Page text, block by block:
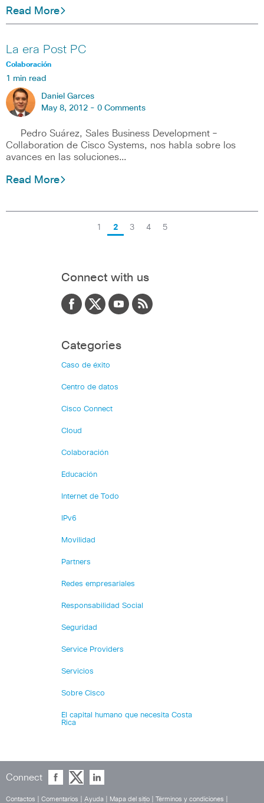
Read More
La era Post PC
Colaboración
1 min read
Daniel Garces
May 8, 2012 - 0 Comments
Pedro Suárez, Sales Business Development –
Collaboration de Cisco Systems, nos habla sobre los
avances en las soluciones…
Read More
1 2 3 4 5
Connect with us
Categories
Caso de éxito
Centro de datos
Cisco Connect
Cloud
Colaboración
Educación
Internet de Todo
IPv6
Movilidad
Partners
Redes empresariales
Responsabilidad Social
Seguridad
Service Providers
Servicios
Sobre Cisco
El capital humano que necesita Costa
Rica
Connect
Contactos Comentarios Ayuda Mapa del sitio Términos y condiciones